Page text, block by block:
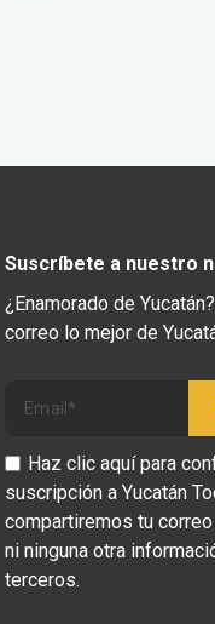
Suscríbete a nuestro
¿Enamorado de
correo lo mejor de
Haz clic aquí para
suscripción a Yucatán
compartiremos tu
ni ninguna otra
terceros.